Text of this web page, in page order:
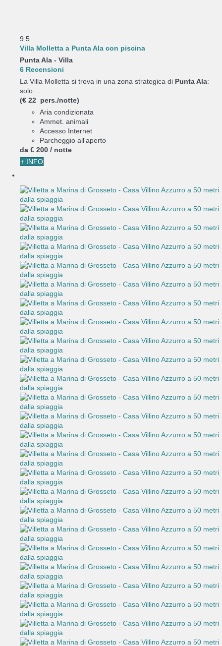
9 5
Villa Molletta a Punta Ala con piscina
Punta Ala - Villa
6 Recensioni
La Villa Molletta si trova in una zona strategica di Punta Ala:
solo ...
(€ 22 pers./notte)
Aria condizionata
Ammet. animali
Accesso Internet
Parcheggio all'aperto
da € 200 / notte
+ INFO